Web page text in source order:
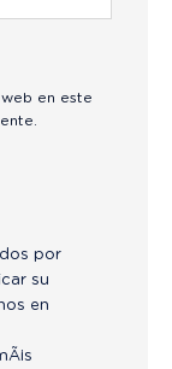
en este
por
su
en